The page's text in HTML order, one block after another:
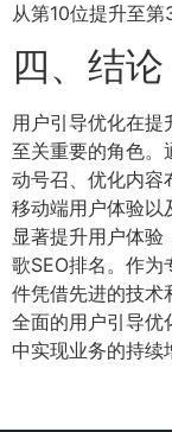
从第10位提升至第
四、结论
用户引导优化在提
至关重要的角色。
动号召、优化内容
移动端用户体验以
显著提升用户体
歌SEO排名。作为
件凭借先进的技术
全面的用户引导优
中实现业务的持续